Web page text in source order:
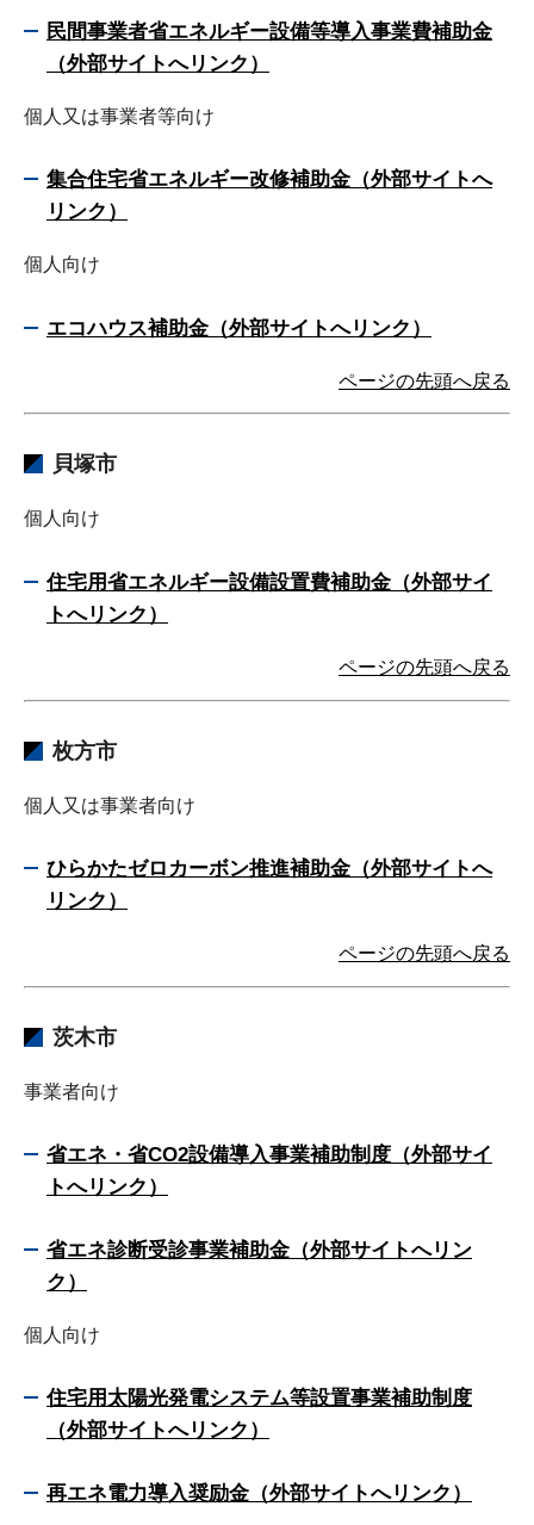
民間事業者省エネルギー設備等導入事業費補助金
（外部サイトへリンク）
個人又は事業者等向け
集合住宅省エネルギー改修補助金（外部サイトへ
リンク）
個人向け
エコハウス補助金（外部サイトへリンク）
ページの先頭へ戻る
貝塚市
個人向け
住宅用省エネルギー設備設置費補助金（外部サイ
トへリンク）
ページの先頭へ戻る
枚方市
個人又は事業者向け
ひらかたゼロカーボン推進補助金（外部サイトへ
リンク）
ページの先頭へ戻る
茨木市
事業者向け
省エネ・省CO2設備導入事業補助制度（外部サイ
トへリンク）
省エネ診断受診事業補助金（外部サイトへリン
ク）
個人向け
住宅用太陽光発電システム等設置事業補助制度
（外部サイトへリンク）
再エネ電力導入奨励金（外部サイトへリンク）